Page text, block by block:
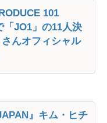
101
「JO1」の11人決
んオフィシャル
』キム・ヒチ